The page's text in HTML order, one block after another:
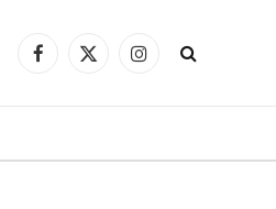
Facebook
X
Instagram